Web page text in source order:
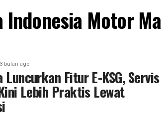
Motor
3 bulan ago
Luncurkan Fitur E-KSG, Servis
Lebih Praktis Lewat